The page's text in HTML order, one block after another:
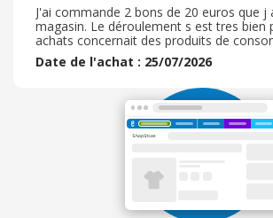
J'ai commande 2 bons de 20 euros que j
magasin. Le déroulement s est tres bien
achats concernait des produits de
quotidienne (pâtes, beurre, yaourt ainsi
mais également les produits pour
rapport à la simplicité, la diversité
magasins. J'utilise cette application
les courses alimentaires et depuis peu
concernant les loisirs
Date de l'achat : 25/07/2026